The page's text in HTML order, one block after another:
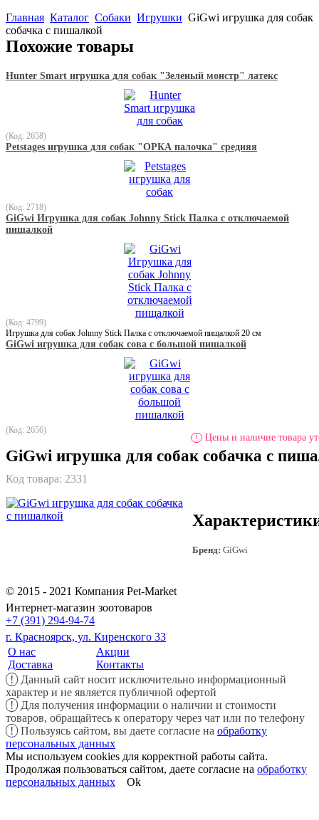
Главная Каталог Собаки Игрушки GiGwi игрушка для собак
собачка с пишалкой
Похожие товары
Hunter Smart игрушка для собак "Зеленый монстр" латекс
(Код: 2658)
Petstages игрушка для собак "ОРКА палочка" средняя
(Код: 2718)
GiGwi Игрушка для собак Johnny Stick Палка с отключаемой
пищалкой
(Код: 4799)
Игрушка для собак Johnny Stick Палка с отключаемой пищалкой 20 см
GiGwi игрушка для собак сова с большой пишалкой
(Код: 2656)
! Цены и наличие товара
GiGwi игрушка для собак собачка с
Код товара: 2331
Бренд: GiGwi
© 2015 - 2021 Компания Pet-Market
Интернет-магазин зоотоваров
+7 (391) 294-94-74
г. Красноярск, ул. Киренского 33
О нас
Доставка
Акции
Контакты
!
Данный сайт носит исключительно информационный
характер и не является публичной офертой
!
Для получения информации о наличии и стоимости
товаров, обращайтесь к оператору через чат или по телефону
!
Пользуясь сайтом, вы даете согласие на обработку
персональных данных
Мы используем cookies для корректной работы сайта.
Продолжая пользоваться сайтом, даете согласие на обработку
персональных данных
Ok